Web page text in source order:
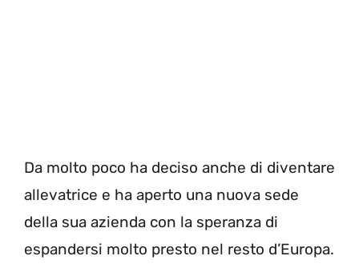
Da molto poco ha deciso anche di diventare
allevatrice e ha aperto una nuova sede
della sua azienda con la speranza di
espandersi molto presto nel resto d’Europa.